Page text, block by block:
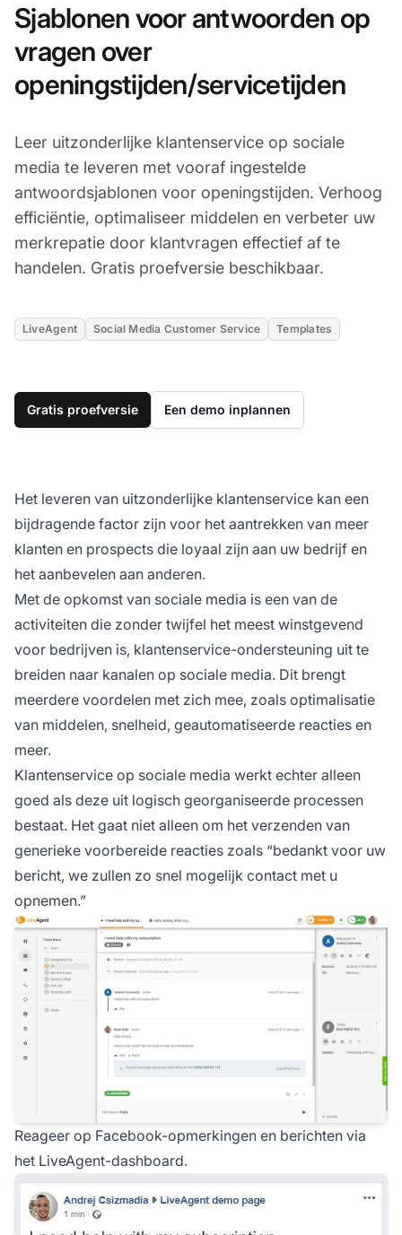
Sjablonen voor antwoorden op
vragen over
openingstijden/servicetijden
Leer uitzonderlijke klantenservice op sociale
media te leveren met vooraf ingestelde
antwoordsjablonen voor openingstijden. Verhoog
efficiëntie, optimaliseer middelen en verbeter uw
merkrepatie door klantvragen effectief af te
handelen. Gratis proefversie beschikbaar.
LiveAgent Social Media Customer Service Templates
Gratis proefversie Een demo inplannen
Het leveren van uitzonderlijke klantenservice kan een
bijdragende factor zijn voor het aantrekken van meer
klanten en prospects die loyaal zijn aan uw bedrijf en
het aanbevelen aan anderen.
Met de opkomst van sociale media is een van de
activiteiten die zonder twijfel het meest winstgevend
voor bedrijven is, klantenservice-ondersteuning uit te
breiden naar kanalen op sociale media. Dit brengt
meerdere voordelen met zich mee, zoals optimalisatie
van middelen, snelheid, geautomatiseerde reacties en
meer.
Klantenservice op sociale media werkt echter alleen
goed als deze uit logisch georganiseerde processen
bestaat. Het gaat niet alleen om het verzenden van
generieke voorbereide reacties zoals “bedankt voor uw
bericht, we zullen zo snel mogelijk contact met u
opnemen.”
Reageer op Facebook-opmerkingen en berichten via
het LiveAgent-dashboard.